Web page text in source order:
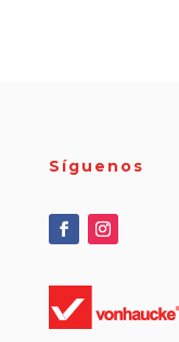
Síguenos